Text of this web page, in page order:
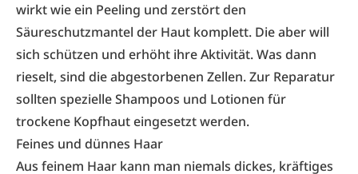
wirkt wie ein Peeling und zerstört den
Säureschutzmantel der Haut komplett. Die aber will
sich schützen und erhöht ihre Aktivität. Was dann
rieselt, sind die abgestorbenen Zellen. Zur Reparatur
sollten spezielle Shampoos und Lotionen für
trockene Kopfhaut eingesetzt werden.
Feines und dünnes Haar
Aus feinem Haar kann man niemals dickes, kräftiges